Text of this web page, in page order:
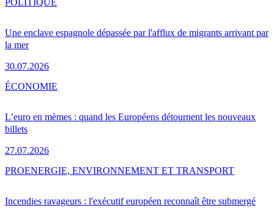
Une enclave espagnole dépassée par l'afflux de migrants arrivant par
la mer
30.07.2026
L’euro en mèmes : quand les Européens détournent les nouveaux
billets
27.07.2026
ÉCONOMIE
Incendies ravageurs : l'exécutif européen reconnaît être submergé
PROENERGIE, ENVIRONNEMENT ET TRANSPORT